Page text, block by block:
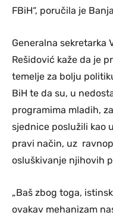
FBiH“, poručila je
Generalna sekretarka
Rešidović kaže da je
temelje za bolju
BiH te da su, u
programima mladih,
sjednice poslužili kao
pravi način, uz
osluškivanje njihovih
„Baš zbog toga,
ovakav mehanizam